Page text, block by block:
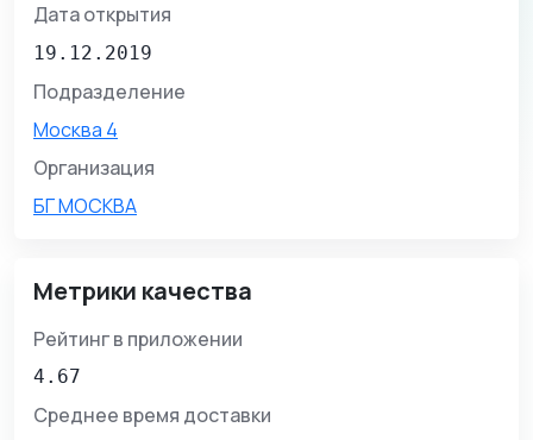
Дата открытия
19.12.2019
Подразделение
Москва 4
Организация
БГ МОСКВА
Метрики качества
Рейтинг в приложении
4.67
Среднее время доставки